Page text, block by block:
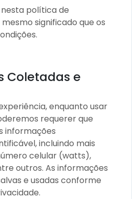
política de
significado que os
Coletadas e
enquanto usar
requerer que
informações
incluindo mais
celular (watts),
outros. As informações
e usadas conforme